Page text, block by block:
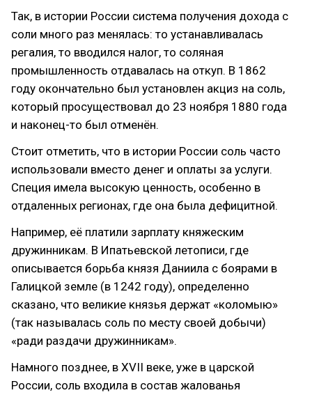
Так, в истории России система получения дохода с
соли много раз менялась: то устанавливалась
регалия, то вводился налог, то соляная
промышленность отдавалась на откуп. В 1862
году окончательно был установлен акциз на соль,
который просуществовал до 23 ноября 1880 года
и наконец-то был отменён.
Стоит отметить, что в истории России соль часто
использовали вместо денег и оплаты за услуги.
Специя имела высокую ценность, особенно в
отдаленных регионах, где она была дефицитной.
Например, её платили зарплату княжеским
дружинникам. В Ипатьевской летописи, где
описывается борьба князя Даниила с боярами в
Галицкой земле (в 1242 году), определенно
сказано, что великие князья держат «коломыю»
(так называлась соль по месту своей добычи)
«ради раздачи дружинникам».
Намного позднее, в XVII веке, уже в царской
России, соль входила в состав жалованья